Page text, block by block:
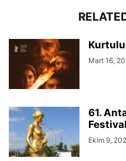
Mart 16,
61.
Ekim 9,